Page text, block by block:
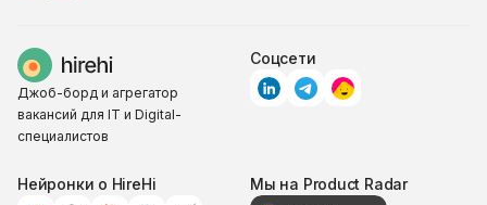
Джоб-борд и агрегатор
вакансий для IT и Digital-
специалистов
Соцсети
Нейронки о HireHi Мы на Product Radar